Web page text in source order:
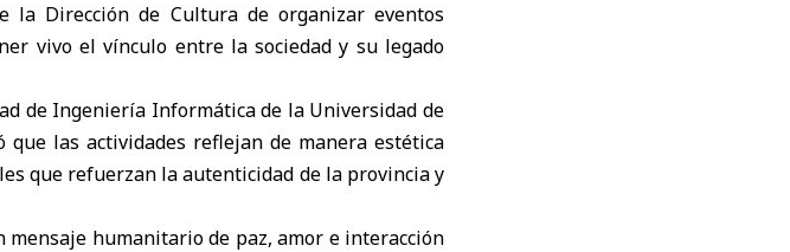
la Dirección de Cultura de organizar eventos
vivo el vínculo entre la sociedad y su legado
de Ingeniería Informática de la Universidad de
las actividades reflejan de manera estética
que refuerzan la autenticidad de la provincia y
humanitario de paz, amor e interacción